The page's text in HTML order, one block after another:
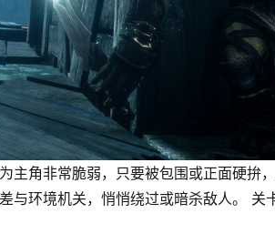
主角非常脆弱，只要被包围或正面硬拚
与环境机关，悄悄绕过或暗杀敌人。 关